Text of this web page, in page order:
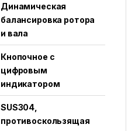
Динамическая
балансировка ротора
и вала
Кнопочное с
цифровым
индикатором
SUS304,
противоскользящая